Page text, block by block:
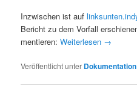
Inzwis­chen ist auf
Bericht zu dem Vor­fall
men­tieren:Weit­er­lesen →
Veröffentlicht unter Dokumentation